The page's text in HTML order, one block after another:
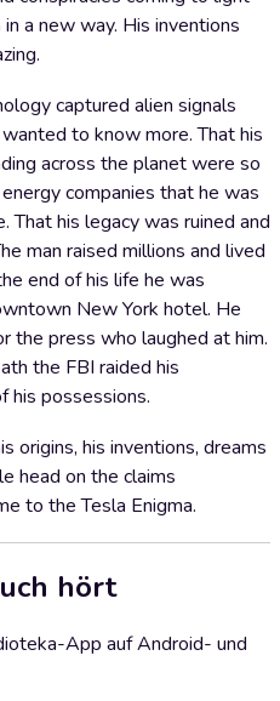
a new way. His inventions
captured alien signals
to know more. That his
across the planet were so
companies that he was
That his legacy was ruined and
man raised millions and lived
end of his life he was
New York hotel. He
the press who laughed at him.
the FBI raided his
his possessions.
origins, his inventions, dreams
head on the claims
to the Tesla Enigma.
hört
App auf Android- und